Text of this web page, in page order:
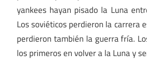
yankees hayan pisado la Luna
Los soviéticos perdieron la carrera
perdieron también la guerra fría.
los primeros en volver a la Luna y